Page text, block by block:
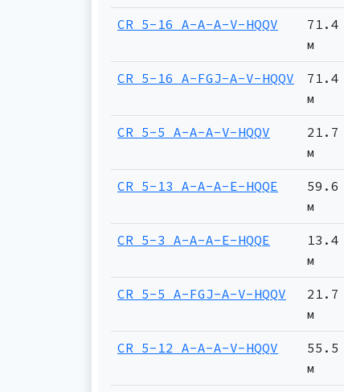
CR 5-16 A-A-A-V-HQQV
71.4
м
CR 5-16 A-FGJ-A-V-HQQV
71.4
м
CR 5-5 A-A-A-V-HQQV
21.7
м
CR 5-13 A-A-A-E-HQQE
59.6
м
CR 5-3 A-A-A-E-HQQE
13.4
м
CR 5-5 A-FGJ-A-V-HQQV
21.7
м
CR 5-12 A-A-A-V-HQQV
55.5
м